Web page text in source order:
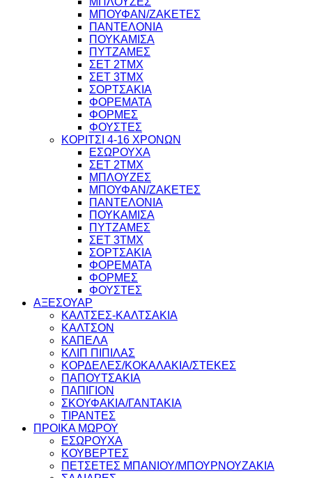
ΜΠΟΥΦΑΝ/ΖΑΚΕΤΕΣ
ΠΑΝΤΕΛΟΝΙΑ
ΠΟΥΚΑΜΙΣΑ
ΠΥΤΖΑΜΕΣ
ΣΕΤ 2ΤΜΧ
ΣΕΤ 3ΤΜΧ
ΣΟΡΤΣΑΚΙΑ
ΦΟΡΕΜΑΤΑ
ΦΟΡΜΕΣ
ΦΟΥΣΤΕΣ
ΚΟΡΙΤΣΙ 4-16 ΧΡΟΝΩΝ
ΕΣΩΡΟΥΧΑ
ΣΕΤ 2ΤΜΧ
ΜΠΛΟΥΖΕΣ
ΜΠΟΥΦΑΝ/ΖΑΚΕΤΕΣ
ΠΑΝΤΕΛΟΝΙΑ
ΠΟΥΚΑΜΙΣΑ
ΠΥΤΖΑΜΕΣ
ΣΕΤ 3ΤΜΧ
ΣΟΡΤΣΑΚΙΑ
ΦΟΡΕΜΑΤΑ
ΦΟΡΜΕΣ
ΦΟΥΣΤΕΣ
ΑΞΕΣΟΥΑΡ
ΚΑΛΤΣΕΣ-ΚΑΛΤΣΑΚΙΑ
ΚΑΛΤΣΟΝ
ΚΑΠΕΛΑ
ΚΛΙΠ ΠΙΠΙΛΑΣ
ΚΟΡΔΕΛΕΣ/ΚΟΚΑΛΑΚΙΑ/ΣΤΕΚΕΣ
ΠΑΠΟΥΤΣΑΚΙΑ
ΠΑΠΙΓΙΟΝ
ΣΚΟΥΦΑΚΙΑ/ΓΑΝΤΑΚΙΑ
ΤΙΡΑΝΤΕΣ
ΠΡΟΙΚΑ ΜΩΡΟΥ
ΕΣΩΡΟΥΧΑ
ΚΟΥΒΕΡΤΕΣ
ΠΕΤΣΕΤΕΣ ΜΠΑΝΙΟΥ/ΜΠΟΥΡΝΟΥΖΑΚΙΑ